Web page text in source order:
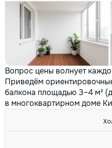
Вопрос цены волнует
Приведём
балкона площадью 3–4 м²
в многоквартирном доме
РАБОТ
(ЛЕИ)